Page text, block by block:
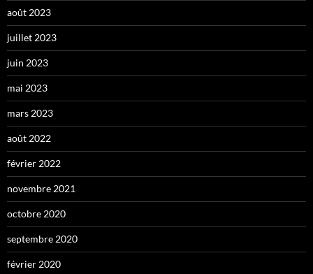
août 2023
juillet 2023
juin 2023
mai 2023
mars 2023
août 2022
février 2022
novembre 2021
octobre 2020
septembre 2020
février 2020